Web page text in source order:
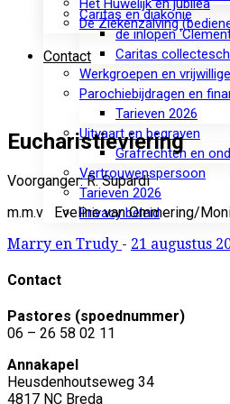
Caritas en diakonie
de inlopen
Caritas
Werkgroepen en
Parochiebijdragen en
Tarieven 2026
Uitvaart en begraven
Grafrechten en
Vertrouwenspersoon
Tarieven 2026
Privacy beleid
Het Huwelijk en jubilea
De Ziekenzalving
Contact
Eucharistieviering
Voorganger: R. Supardi
m.m.v Eveline van Ommering/
Marry en Trudy - 21 augustus
Contact
Pastores (spoednummer)
06 – 26 58 02 11
Annakapel
Heusdenhoutseweg 34
4817 NC Breda